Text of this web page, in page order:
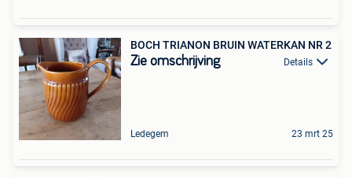
BOCH TRIANON BRUIN WATERKAN NR 2
Zie omschrijving Details
Ledegem 23 mrt 25